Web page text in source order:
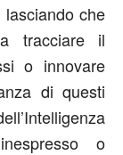
che
tracciare il
o innovare
di questi
o